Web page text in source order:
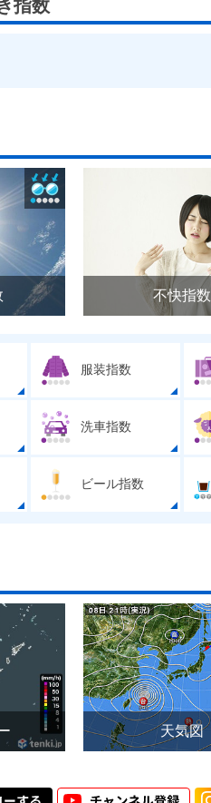
指数
不快指数
服装指数
洗車指数
ビール指数
天気図